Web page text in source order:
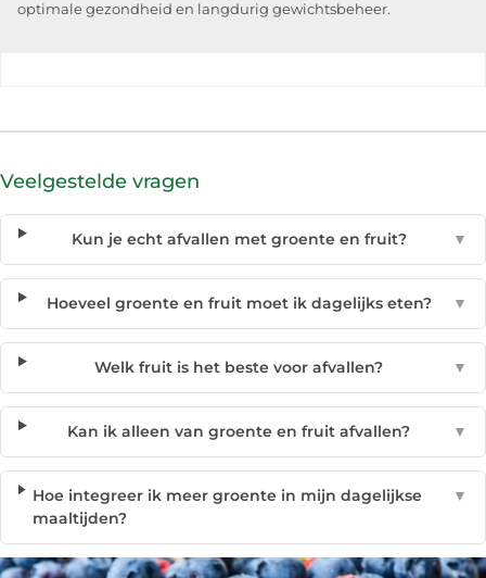
optimale gezondheid en langdurig gewichtsbeheer.
Veelgestelde vragen
Kun je echt afvallen met groente en fruit? ▼
Hoeveel groente en fruit moet ik dagelijks eten? ▼
Welk fruit is het beste voor afvallen? ▼
Kan ik alleen van groente en fruit afvallen? ▼
Hoe integreer ik meer groente in mijn dagelijkse
maaltijden?
▼